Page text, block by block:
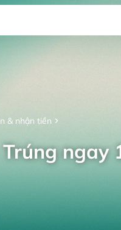
& nhận tiền
ngay